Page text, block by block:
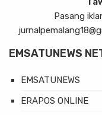
Pasang
EMSATUNEWS
EMSATUNEWS
ERAPOS ONLINE